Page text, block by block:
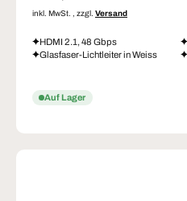
inkl. MwSt. , zzgl. Versand
HDMI 2.1, 48 Gbps
Glasfaser-Lichtleiter in Weiss
Auf Lager